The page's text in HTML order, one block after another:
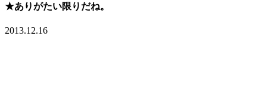
★ありがたい限りだね。
2013.12.16